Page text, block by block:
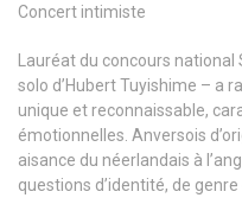
Concert intimiste
Lauréat du concours
solo d’Hubert Tuyishime – a
unique et reconnaissable,
émotionnelles. Anversois
aisance du néerlandais à
questions d’identité, de genre